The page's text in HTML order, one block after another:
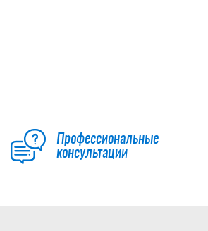
Профессиональные
консультации